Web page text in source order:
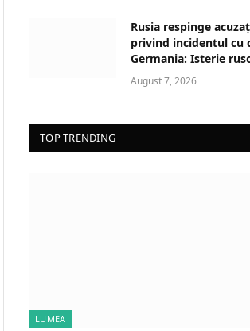
Rusia respinge
privind incidentul cu
Germania: Isterie
August 7, 2026
TOP TRENDING
LUMEA